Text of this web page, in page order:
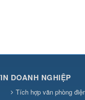
DOANH NGHIỆP
Tích hợp văn phòng